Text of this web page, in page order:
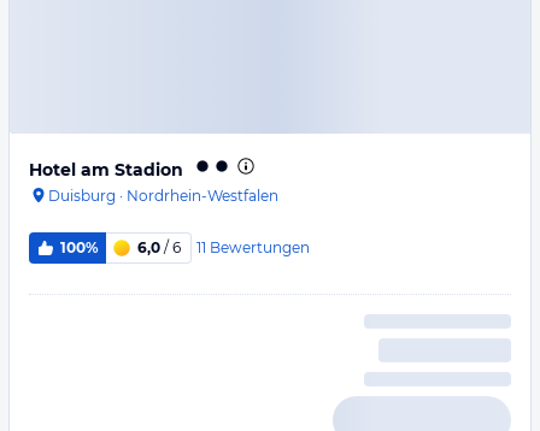
Hotel am Stadion
Duisburg · Nordrhein-Westfalen
100% 6,0 / 6 11 Bewertungen